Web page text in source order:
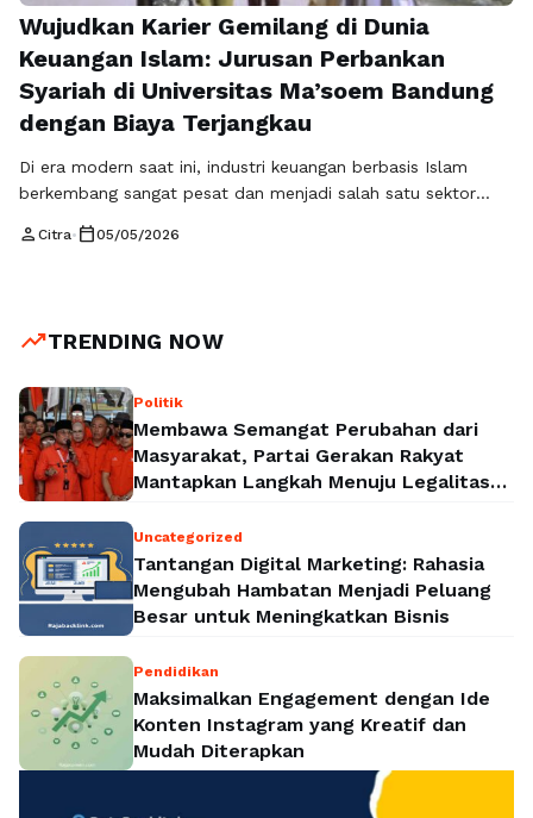
Wujudkan Karier Gemilang di Dunia
Keuangan Islam: Jurusan Perbankan
Syariah di Universitas Ma’soem Bandung
dengan Biaya Terjangkau
Di era modern saat ini, industri keuangan berbasis Islam
berkembang sangat pesat dan menjadi salah satu sektor
terhadap jurusan perbankan syariah terus meningkat dari
more
person Citra• calendar_today05/05/2026
trending_upTRENDING NOW
Politik
Membawa Semangat Perubahan dari
Masyarakat, Partai Gerakan Rakyat
Mantapkan Langkah Menuju Legalitas
Uncategorized
Tantangan Digital Marketing: Rahasia
Mengubah Hambatan Menjadi Peluang
Besar untuk Meningkatkan Bisnis
Pendidikan
Maksimalkan Engagement dengan Ide
Konten Instagram yang Kreatif dan
Mudah Diterapkan